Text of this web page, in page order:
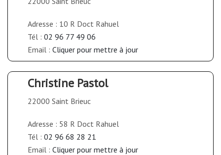
Adresse : 10 R Doct Rahuel
Tél : 02 96 77 49 06
Email : Cliquer pour mettre à jour
Christine Pastol
22000 Saint Brieuc
Adresse : 58 R Doct Rahuel
Tél : 02 96 68 28 21
Email : Cliquer pour mettre à jour